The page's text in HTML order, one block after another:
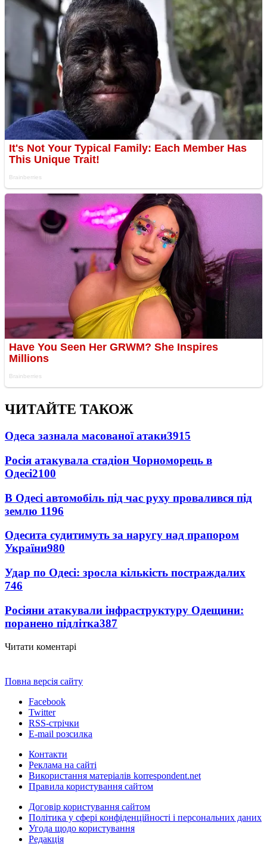
ЧИТАЙТЕ ТАКОЖ
Одеса зазнала масованої атаки3915
Росія атакувала стадіон Чорноморець в
Одесі2100
В Одесі автомобіль під час руху провалився під
землю 1196
Одесита судитимуть за наругу над прапором
України980
Удар по Одесі: зросла кількість постраждалих
746
Росіяни атакували інфраструктуру Одещини:
поранено підлітка387
Читати коментарі
Повна версія сайту
Facebook
Twitter
RSS-стрічки
E-mail розсилка
Контакти
Реклама на сайті
Використання матеріалів korrespondent.net
Правила користування сайтом
Договір користування сайтом
Політика у сфері конфіденційності і персональних даних
Угода щодо користування
Редакція